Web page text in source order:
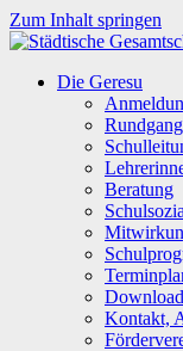
Zum Inhalt springen
Städtische
Gesamtschule
Recklinghausen-
Suderwich
Die Geresu
Rundgang
Beratung
Kontakt,